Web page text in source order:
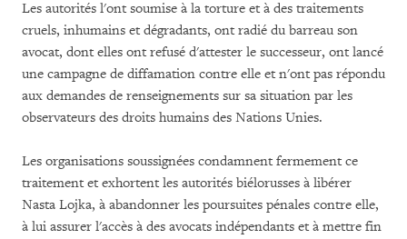
Les autorités l'ont soumise à la torture et à des traitements
cruels, inhumains et dégradants, ont radié du barreau son
avocat, dont elles ont refusé d'attester le successeur, ont lancé
une campagne de diffamation contre elle et n'ont pas répondu
aux demandes de renseignements sur sa situation par les
observateurs des droits humains des Nations Unies.
Les organisations soussignées condamnent fermement ce
traitement et exhortent les autorités biélorusses à libérer
Nasta Lojka, à abandonner les poursuites pénales contre elle,
à lui assurer l'accès à des avocats indépendants et à mettre fin